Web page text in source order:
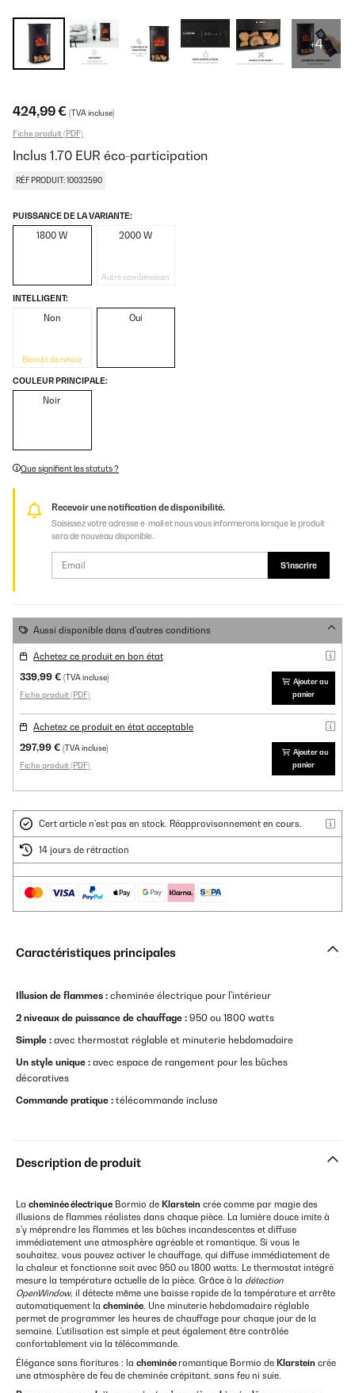
+4
424,99 € (TVA incluse)
Fiche produit (PDF)
Inclus 1.70 EUR éco-participation
RÉF PRODUIT: 10032590
PUISSANCE DE LA VARIANTE:
1800 W 2000 W
Autre combinaison
INTELLIGENT:
Non
Bientôt de retour
Oui
COULEUR PRINCIPALE:
Noir
Que signifient les statuts ?
Recevoir une notification de disponibilité.
Saisissez votre adresse e-mail et nous vous informerons lorsque le produit
sera de nouveau disponible.
S'inscrire
Aussi disponible dans d'autres conditions
Achetez ce produit en bon état
339,99 € (TVA incluse)
Fiche produit (PDF)
Ajouter au
panier
Achetez ce produit en état acceptable
297,99 € (TVA incluse)
Fiche produit (PDF)
Ajouter au
panier
Cert article n'est pas en stock. Réapprovisonnement en cours.
14 jours de rétraction
Caractéristiques principales
Illusion de flammes : cheminée électrique pour l'intérieur
2 niveaux de puissance de chauffage : 950 ou 1800 watts
Simple : avec thermostat réglable et minuterie hebdomadaire
Un style unique : avec espace de rangement pour les bûches
décoratives
Commande pratique : télécommande incluse
Description de produit
La cheminée électrique Bormio de Klarstein crée comme par magie des
illusions de flammes réalistes dans chaque pièce. La lumière douce imite à
s'y méprendre les flammes et les bûches incandescentes et diffuse
immédiatement une atmosphère agréable et romantique. Si vous le
souhaitez, vous pouvez activer le chauffage, qui diffuse immédiatement de
la chaleur et fonctionne soit avec 950 ou 1800 watts. Le thermostat intégré
mesure la température actuelle de la pièce. Grâce à la détection
OpenWindow, il détecte même une baisse rapide de la température et arrête
automatiquement la cheminée. Une minuterie hebdomadaire réglable
permet de programmer les heures de chauffage pour chaque jour de la
semaine. L'utilisation est simple et peut également être contrôlée
confortablement via la télécommande.
Élégance sans fioritures : la cheminéeromantique Bormio de Klarstein crée
une atmosphère de feu de cheminée crépitant, sans feu ni suie.